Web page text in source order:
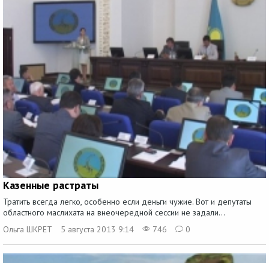
Казенные растраты
Тратить всегда легко, особенно если деньги чужие. Вот и депутаты
областного маслихата на внеочередной сессии не задали...
Ольга ШКРЕТ
5 августа 2013 9:14 746 0